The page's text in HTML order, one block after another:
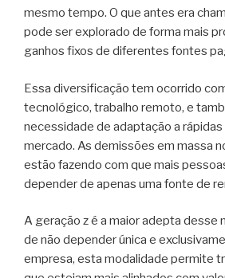
mesmo tempo. O que antes era
pode ser explorado de forma mais
ganhos fixos de diferentes fontes
Essa diversificação tem ocorrido
tecnológico, trabalho remoto, e
necessidade de adaptação a rápidas
mercado. As demissões em massa
estão fazendo com que mais
depender de apenas uma fonte de
A geração z é a maior adepta desse
de não depender única e
empresa, esta modalidade permite